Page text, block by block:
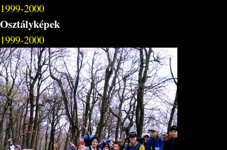
1999-2000
Osztályképek
1999-2000